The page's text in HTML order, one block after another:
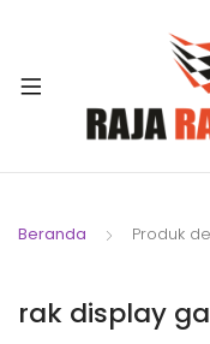
Beranda Produk
rak display